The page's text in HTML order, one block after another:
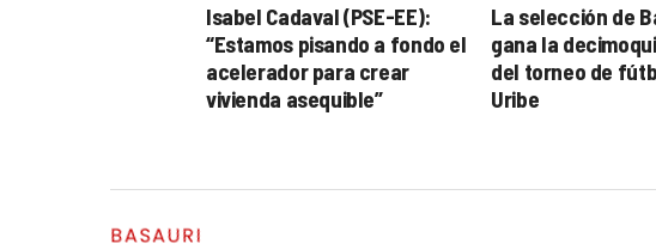
Isabel Cadaval (PSE-EE):
“Estamos pisando a fondo el
acelerador para crear
vivienda asequible”
La selección de
gana la
del torneo de
Uribe
BASAURI